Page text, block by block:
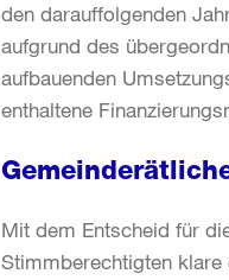
den darauffolgenden
aufgrund des
aufbauenden
enthaltene
Mit dem Entscheid für
Stimmberechtigten